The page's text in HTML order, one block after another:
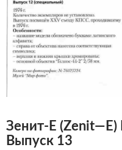
Зенит-Е (Zenit— E)
Выпуск 13